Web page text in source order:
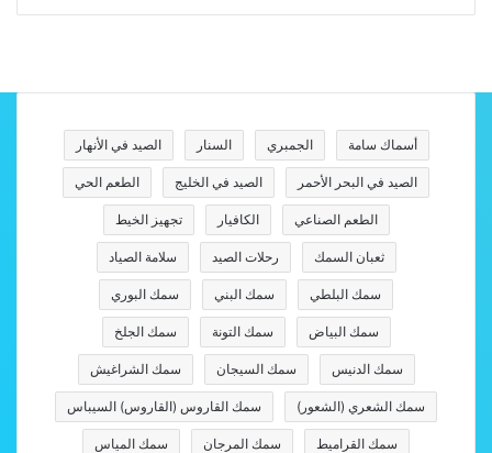
أسماك سامة الجمبري السنار الصيد في الأنهار
الصيد في البحر الأحمر الصيد في الخليج الطعم الحي
الطعم الصناعي الكافيار تجهيز الخيط
ثعبان السمك رحلات الصيد سلامة الصياد
سمك البلطي سمك البني سمك البوري
سمك البياض سمك التونة سمك الجلخ
سمك الدنيس سمك السيجان سمك الشراغيش
سمك الشعري (الشعور) سمك القاروس (القاروس) السيباس
سمك القراميط سمك المرجان سمك المياس